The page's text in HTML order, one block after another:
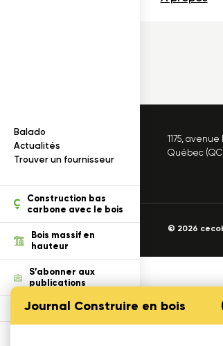
Balado
Actualités
Trouver un fournisseur
Construction bas
carbone avec le bois
Bois massif en
hauteur
S’abonner aux
publications
Défi Cecobois
Journal Construire en bois
des renseignements
s
dans un projet
1175,
Québec (QC),
© 2026